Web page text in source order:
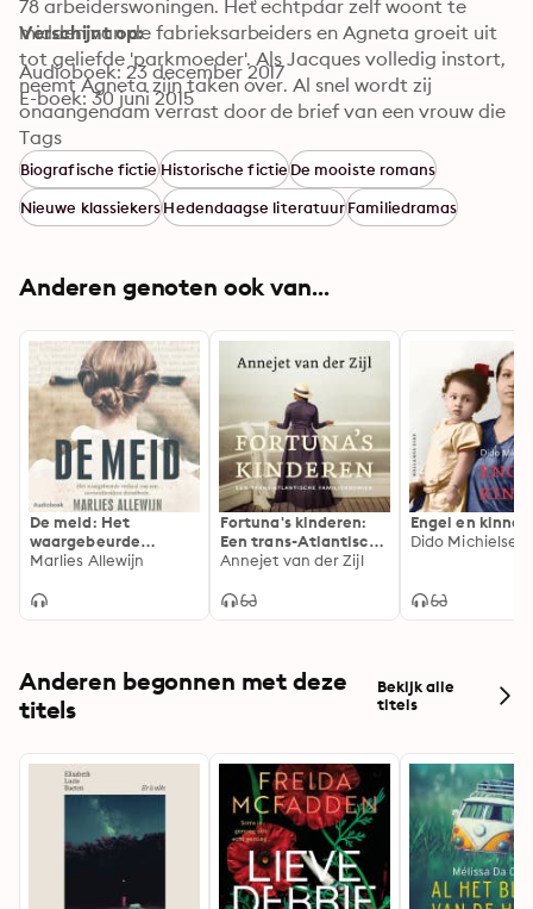
78 arbeiderswoningen. Het echtpaar zelf woont te
midden van de fabrieksarbeiders en Agneta groeit uit
tot geliefde 'parkmoeder'. Als Jacques volledig instort,
neemt Agneta zijn taken over. Al snel wordt zij
onaangenaam verrast door de brief van een vrouw die
vraagt waar haar toelage blijft. Agneta kiest voor een
onconventionele oplossing en maakt een afspraak met
de minnares van haar man. Terwijl Van Marken in
Duitsland een heilzame waterkuur volgt, nemen de
Verschijnt op:
Audioboek: 23 december 2017
E-boek: 30 juni 2015
Tags
Biografische fictieHistorische fictieDe mooiste romans
Nieuwe klassiekersHedendaagse literatuurFamiliedramas
Anderen genoten ook van...
De meid: Het
waargebeurde
verhaal van een
dienstbode
Marlies Allewijn
Fortuna's kinderen:
Een trans-Atlantische
familiekroniek
Annejet van der Zijl
Engel en kinnari
Dido Michielsen
Anderen begonnen met deze
titels
Bekijk alle
titels